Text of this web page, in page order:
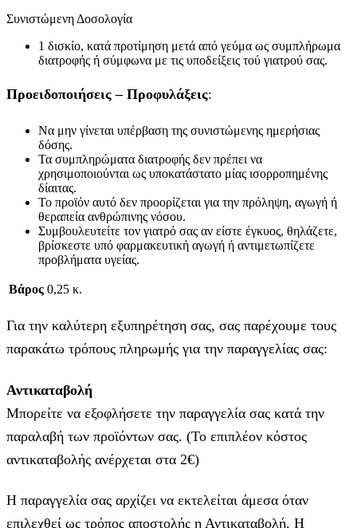
Συνιστώμενη Δοσολογία
1 δισκίο, κατά προτίμηση μετά από γεύμα ως συμπλήρωμα
διατροφής ή σύμφωνα με τις υποδείξεις τού γιατρού σας.
Προειδοποιήσεις – Προφυλάξεις:
Να μην γίνεται υπέρβαση της συνιστώμενης ημερήσιας
δόσης.
Τα συμπληρώματα διατροφής δεν πρέπει να
χρησιμοποιούνται ως υποκατάστατο μίας ισορροπημένης
δίαιτας.
Το προϊόν αυτό δεν προορίζεται για την πρόληψη, αγωγή ή
θεραπεία ανθρώπινης νόσου.
Συμβουλευτείτε τον γιατρό σας αν είστε έγκυος, θηλάζετε,
βρίσκεστε υπό φαρμακευτική αγωγή ή αντιμετωπίζετε
προβλήματα υγείας.
Βάρος 0,25 κ.
Για την καλύτερη εξυπηρέτηση σας, σας παρέχουμε τους
παρακάτω τρόπους πληρωμής για την παραγγελίας σας:
Αντικαταβολή
Μπορείτε να εξοφλήσετε την παραγγελία σας κατά την
παραλαβή των προϊόντων σας. (Το επιπλέον κόστος
αντικαταβολής ανέρχεται στα 2€)
Η παραγγελία σας αρχίζει να εκτελείται άμεσα όταν
επιλεχθεί ως τρόπος αποστολής η Αντικαταβολή. Η